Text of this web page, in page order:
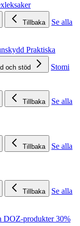
Tillbaka
Se alla
Praktiska
och stöd
Stomi
Tillbaka
Se alla
Tillbaka
Se alla
Tillbaka
Se alla
DOZ-produkter30%